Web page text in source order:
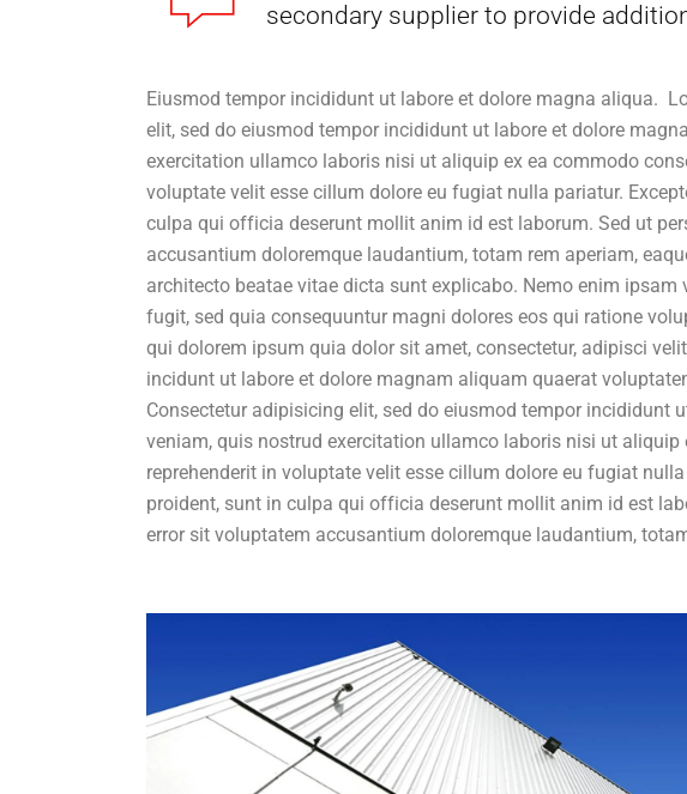
secondary supplier to provide
Eiusmod tempor incididunt ut labore et dolore magna aliqua.
elit, sed do eiusmod tempor incididunt ut labore et dolore
exercitation ullamco laboris nisi ut aliquip ex ea commodo
voluptate velit esse cillum dolore eu fugiat nulla pariatur.
culpa qui officia deserunt mollit anim id est laborum. Sed ut
accusantium doloremque laudantium, totam rem aperiam,
architecto beatae vitae dicta sunt explicabo. Nemo enim
fugit, sed quia consequuntur magni dolores eos qui ratione
qui dolorem ipsum quia dolor sit amet, consectetur, adipisci
incidunt ut labore et dolore magnam aliquam quaerat
Consectetur adipisicing elit, sed do eiusmod tempor incididunt
veniam, quis nostrud exercitation ullamco laboris nisi ut
reprehenderit in voluptate velit esse cillum dolore eu fugiat
proident, sunt in culpa qui officia deserunt mollit anim id est
error sit voluptatem accusantium doloremque laudantium,